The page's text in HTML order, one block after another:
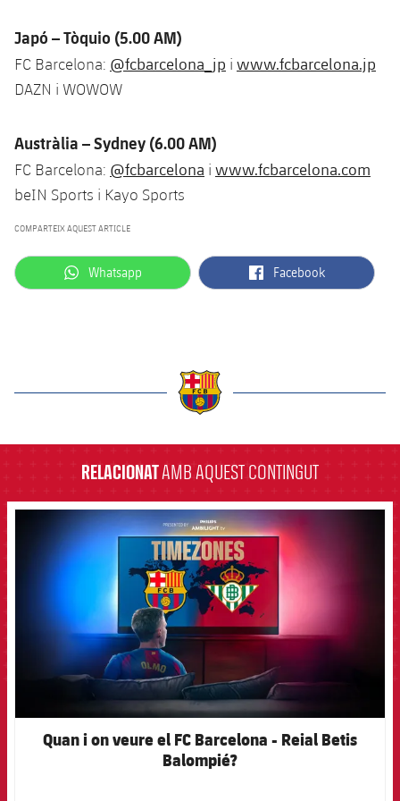
Japó – Tòquio (5.00 AM)
FC Barcelona: @fcbarcelona_jp i www.fcbarcelona.jp
DAZN i WOWOW
Austràlia – Sydney (6.00 AM)
FC Barcelona: @fcbarcelona i www.fcbarcelona.com
beIN Sports i Kayo Sports
COMPARTEIX AQUEST ARTICLE
label.aria.whatsapp
Whatsapp label.aria.facebook
Facebook
RELACIONATAMB AQUEST CONTINGUT
FCB Barcelona badge
Quan i on veure el FC Barcelona - Reial Betis
Balompié?